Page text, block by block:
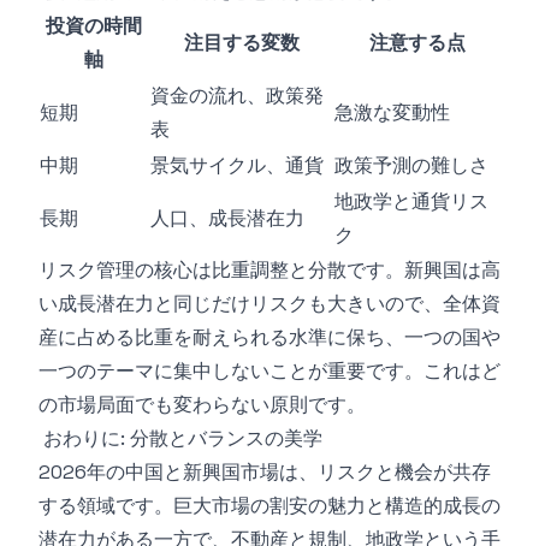
投資の時間
軸
注目する変数 注意する点
短期
資金の流れ、政策発
表
急激な変動性
中期 景気サイクル、通貨 政策予測の難しさ
長期 人口、成長潜在力
地政学と通貨リス
ク
リスク管理の核心は比重調整と分散です。新興国は高
い成長潜在力と同じだけリスクも大きいので、全体資
産に占める比重を耐えられる水準に保ち、一つの国や
一つのテーマに集中しないことが重要です。これはど
の市場局面でも変わらない原則です。
おわりに: 分散とバランスの美学
2026年の中国と新興国市場は、リスクと機会が共存
する領域です。巨大市場の割安の魅力と構造的成長の
潜在力がある一方で、不動産と規制、地政学という手